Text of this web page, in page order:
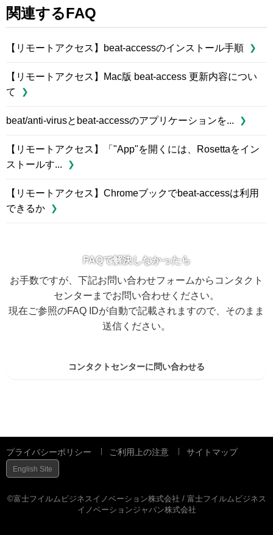
関連するFAQ
【リモートアクセス】beat-accessのインストール手順
【リモートアクセス】Mac版 beat-access 更新内容につい
て
beat/anti-virusとbeat-accessのアプリケーションを...
【リモートアクセス】「"App"を開くには、Rosettaをイン
ストールす...
【リモートアクセス】Chromeブックでbeat-accessは利用
できるか
FAQで解決しなかったら
お手数ですが、下記お問い合わせフォームからコンタクト
センターまでお問い合わせください。
現在ご参照のFAQ IDが自動で記載されますので、そのまま
送信ください。
コンタクトセンターに問い合わせる
プライバシーポリシー ご利用上の注意 サイトマップ
English Site
©富士フイルムビジネスイノベーション株式会社 / 富士フイルムビジネス
イノベーションジャパン株式会社